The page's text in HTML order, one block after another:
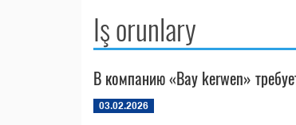
Iş orunlary
В компанию «Bay kerwen»
03.02.2026